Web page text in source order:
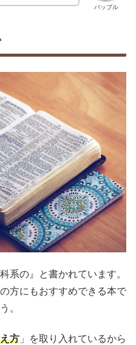
バッブル
系の』と書かれています。
方にもおすすめできる本で
。
方 」を取り入れているから